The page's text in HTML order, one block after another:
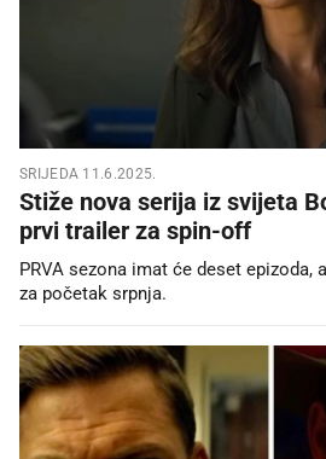
SRIJEDA 11.6.2025.
Stiže nova serija iz svijeta
prvi trailer za spin-off
PRVA sezona imat će deset epizoda,
za početak srpnja.